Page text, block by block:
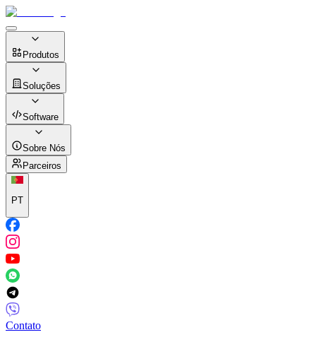
Produtos
Soluções
Software
Sobre Nós
Parceiros
PT
Contato